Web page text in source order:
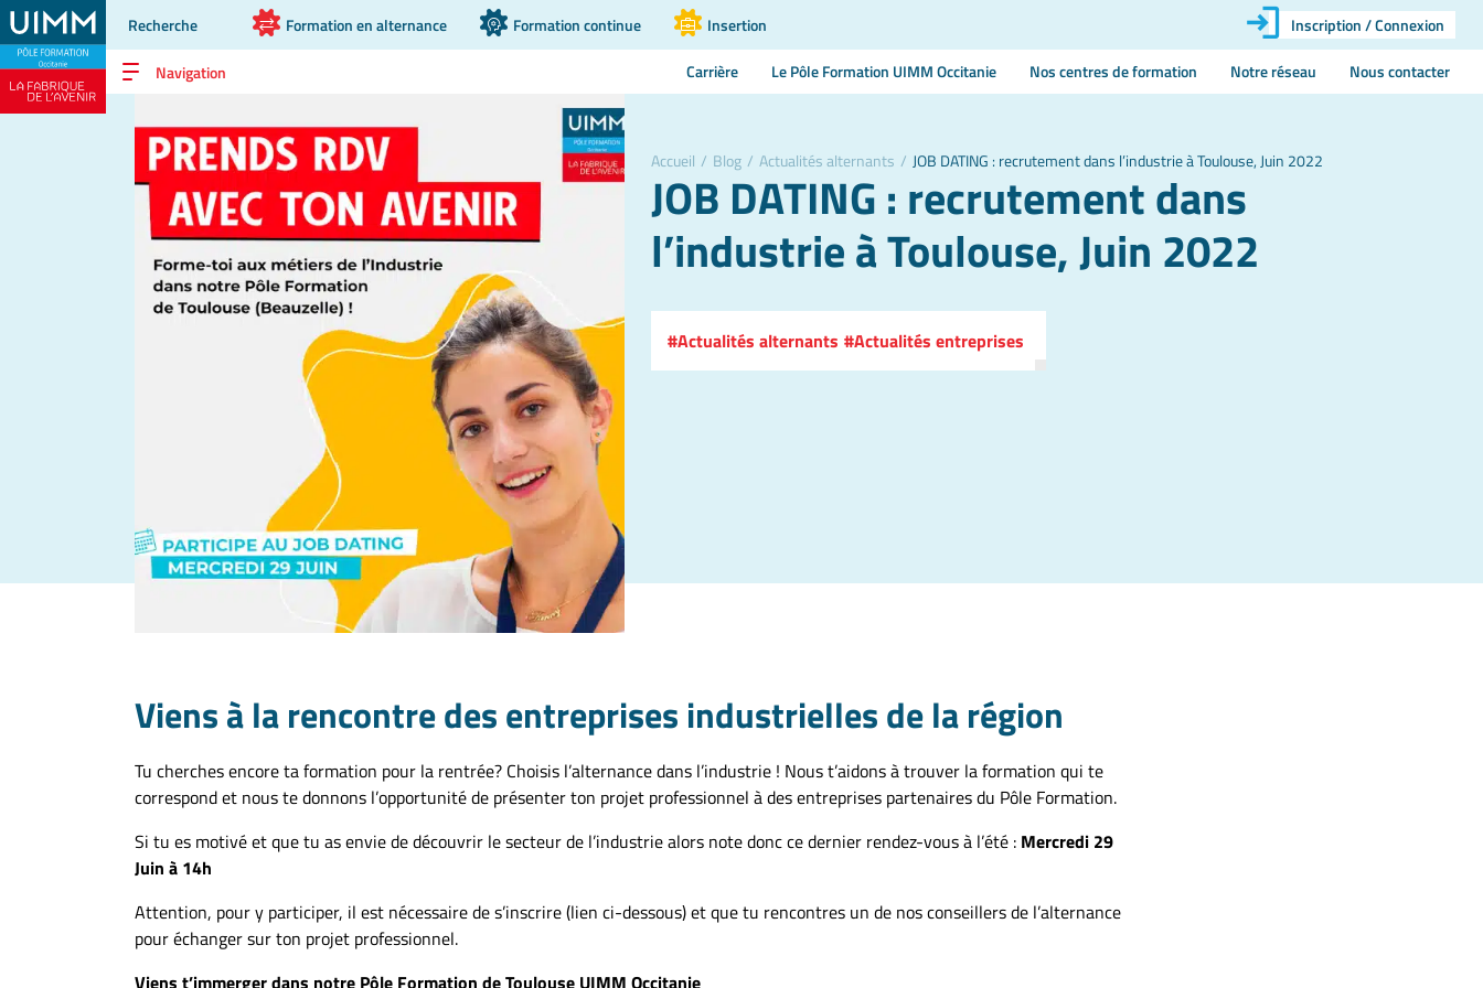
Recherche Formation en alternance Formation continue Insertion Inscription / Connexion
Navigation Carrière Le Pôle Formation UIMM Occitanie Nos centres de formation Notre réseau Nous contacter
Accueil / Blog / Actualités alternants / JOB DATING : recrutement dans l’industrie à Toulouse, Juin 2022
JOB DATING : recrutement dans
l’industrie à Toulouse, Juin 2022
Actualités alternants Actualités entreprises
Viens à la rencontre des entreprises industrielles de la région
Tu cherches encore ta formation pour la rentrée? Choisis l’alternance dans l’industrie ! Nous t’aidons à trouver la formation qui te
correspond et nous te donnons l’opportunité de présenter ton projet professionnel à des entreprises partenaires du Pôle Formation.
Si tu es motivé et que tu as envie de découvrir le secteur de l’industrie alors note donc ce dernier rendez-vous à l’été : Mercredi 29
Juin à 14h
Attention, pour y participer, il est nécessaire de s’inscrire (lien ci-dessous) et que tu rencontres un de nos conseillers de l’alternance
pour échanger sur ton projet professionnel.